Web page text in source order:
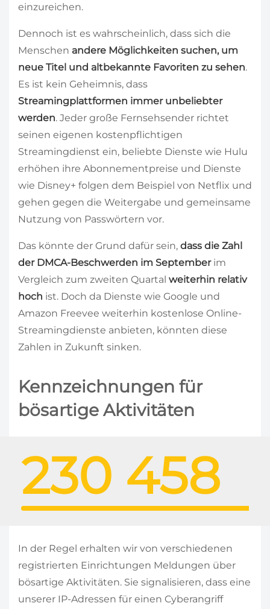
einzureichen.
Dennoch ist es wahrscheinlich, dass sich die
Menschen andere Möglichkeiten suchen, um
neue Titel und altbekannte Favoriten zu sehen.
Es ist kein Geheimnis, dass
Streamingplattformen immer unbeliebter
werden. Jeder große Fernsehsender richtet
seinen eigenen kostenpflichtigen
Streamingdienst ein, beliebte Dienste wie Hulu
erhöhen ihre Abonnementpreise und Dienste
wie Disney+ folgen dem Beispiel von Netflix und
gehen gegen die Weitergabe und gemeinsame
Nutzung von Passwörtern vor.
Das könnte der Grund dafür sein, dass die Zahl
der DMCA-Beschwerden im Septemberim
Vergleich zum zweiten Quartal weiterhin relativ
hoch ist. Doch da Dienste wie Google und
Amazon Freevee weiterhin kostenlose Online-
Streamingdienste anbieten, könnten diese
Zahlen in Zukunft sinken.
Kennzeichnungen für
bösartige Aktivitäten
230 458
In der Regel erhalten wir von verschiedenen
registrierten Einrichtungen Meldungen über
bösartige Aktivitäten. Sie signalisieren, dass eine
unserer IP-Adressen für einen Cyberangriff